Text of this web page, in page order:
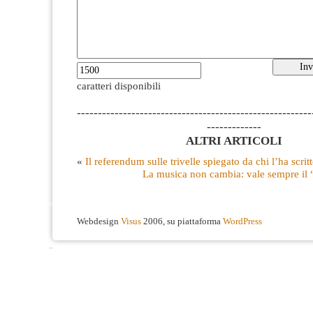
caratteri disponibili
-------------
ALTRI ARTICOLI
« Il referendum sulle trivelle spiegato da chi l’ha
La musica non cambia: vale sempre il
Webdesign Visus 2006, su piattaforma WordPress